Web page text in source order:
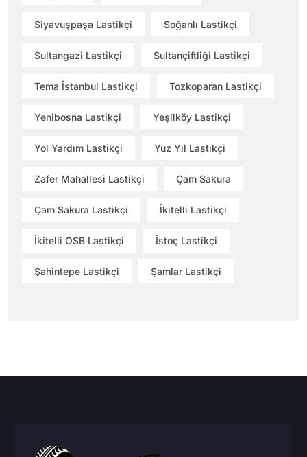
Siyavuşpaşa Lastikçi Soğanlı Lastikçi
Sultangazi Lastikçi Sultançiftliği Lastikçi
Tema İstanbul Lastikçi Tozkoparan Lastikçi
Yenibosna Lastikçi Yeşilköy Lastikçi
Yol Yardım Lastikçi Yüz Yıl Lastikçi
Zafer Mahallesi Lastikçi Çam Sakura
Çam Sakura Lastikçi İkitelli Lastikçi
İkitelli OSB Lastikçi İstoç Lastikçi
Şahintepe Lastikçi Şamlar Lastikçi